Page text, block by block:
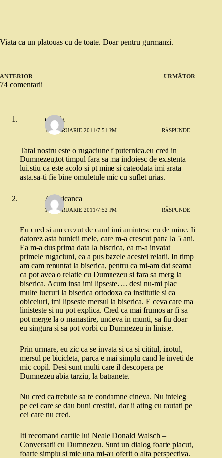
Viata ca un platouas cu de toate. Doar pentru gurmanzi.
ANTERIOR URMĂTOR
74 comentarii
orestia
16 FEBRUARIE 2011/7:51 PM RĂSPUNDE
Tatal nostru este o rugaciune f puternica.eu cred in
Dumnezeu,tot timpul fara sa ma indoiesc de existenta
lui.stiu ca este acolo si pt mine si cateodata imi arata
asta.sa-ti fie bine omuletule mic cu suflet urias.
Americanca
16 FEBRUARIE 2011/7:52 PM RĂSPUNDE
Eu cred si am crezut de cand imi amintesc eu de mine. Ii
datorez asta bunicii mele, care m-a crescut pana la 5 ani.
Ea m-a dus prima data la biserica, ea m-a invatat
primele rugaciuni, ea a pus bazele acestei relatii. In timp
am cam renuntat la biserica, pentru ca mi-am dat seama
ca pot avea o relatie cu Dumnezeu si fara sa merg la
biserica. Acum insa imi lipseste…. desi nu-mi plac
multe lucruri la biserica ortodoxa ca institutie si ca
obiceiuri, imi lipseste mersul la biserica. E ceva care ma
linisteste si nu pot explica. Cred ca mai frumos ar fi sa
pot merge la o manastire, undeva in munti, sa fiu doar
eu singura si sa pot vorbi cu Dumnezeu in liniste.
Prin urmare, eu zic ca se invata si ca si cititul, inotul,
mersul pe bicicleta, parca e mai simplu cand le inveti de
mic copil. Desi sunt multi care il descopera pe
Dumnezeu abia tarziu, la batranete.
Nu cred ca trebuie sa te condamne cineva. Nu inteleg
pe cei care se dau buni crestini, dar ii ating cu rautati pe
cei care nu cred.
Iti recomand cartile lui Neale Donald Walsch –
Conversatii cu Dumnezeu. Sunt un dialog foarte placut,
foarte simplu si mie una mi-au oferit o alta perspectiva.